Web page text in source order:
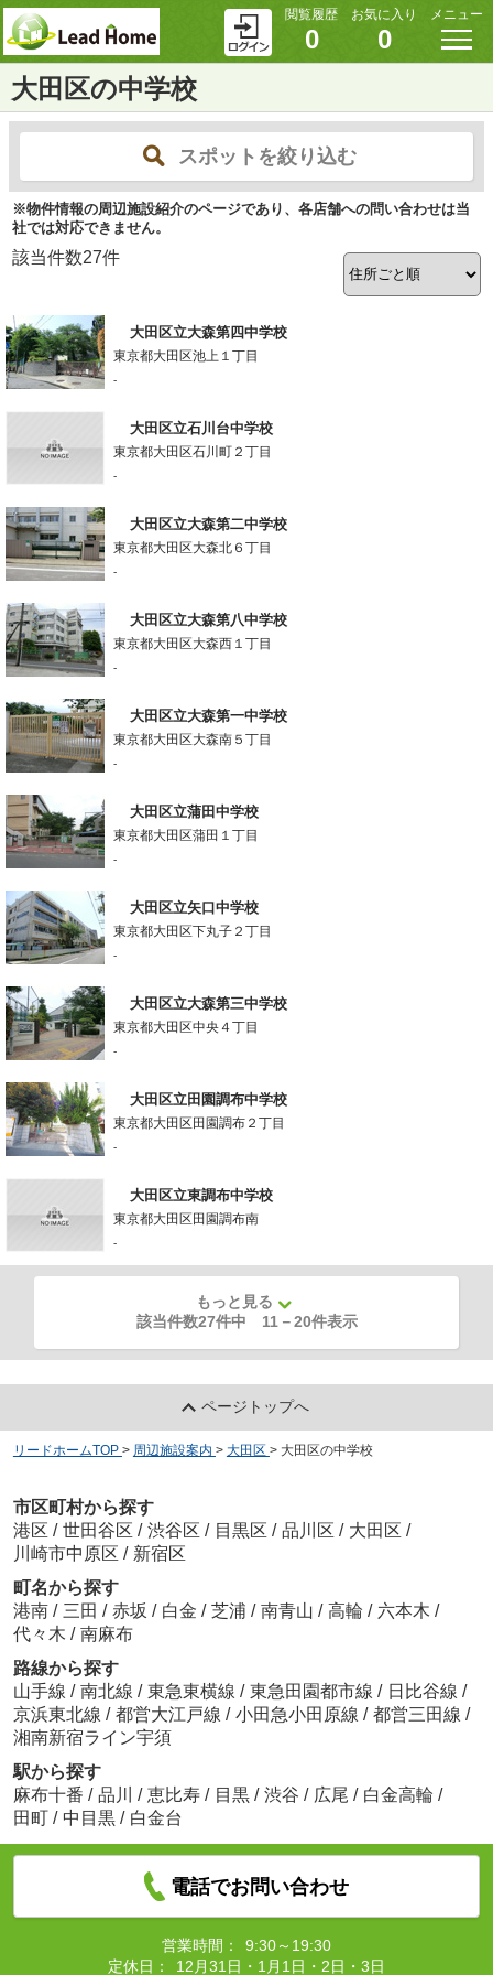
閲覧履歴
0
お気に入り
0
メニュー
大田区の中学校
スポットを絞り込む
※物件情報の周辺施設紹介のページであり、各店舗への問い合わせは当
社では対応できません。
該当件数27件
大田区立大森第四中学校
東京都大田区池上１丁目
-
大田区立石川台中学校
東京都大田区石川町２丁目
-
大田区立大森第二中学校
東京都大田区大森北６丁目
-
大田区立大森第八中学校
東京都大田区大森西１丁目
-
大田区立大森第一中学校
東京都大田区大森南５丁目
-
大田区立蒲田中学校
東京都大田区蒲田１丁目
-
大田区立矢口中学校
東京都大田区下丸子２丁目
-
大田区立大森第三中学校
東京都大田区中央４丁目
-
大田区立田園調布中学校
東京都大田区田園調布２丁目
-
大田区立東調布中学校
東京都大田区田園調布南
-
もっと見る
該当件数27件中 11 －20件表示
ページトップへ
リードホームTOP > 周辺施設案内 > 大田区 > 大田区の中学校
市区町村から探す
港区 / 世田谷区 / 渋谷区 / 目黒区 / 品川区 / 大田区 /
川崎市中原区 / 新宿区
町名から探す
港南 / 三田 / 赤坂 / 白金 / 芝浦 / 南青山 / 高輪 / 六本木 /
代々木 / 南麻布
路線から探す
山手線 / 南北線 / 東急東横線 / 東急田園都市線 / 日比谷線 /
京浜東北線 / 都営大江戸線 / 小田急小田原線 / 都営三田線 /
湘南新宿ライン宇須
駅から探す
麻布十番 / 品川 / 恵比寿 / 目黒 / 渋谷 / 広尾 / 白金高輪 /
田町 / 中目黒 / 白金台
電話でお問い合わせ
営業時間：
9:30～19:30
定休日：
12月31日・1月1日・2日・3日